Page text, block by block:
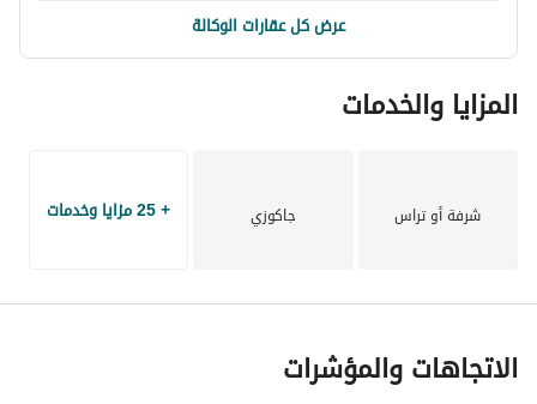
عرض كل عقارات الوكالة
المزايا والخدمات
شرفة أو تراس جاكوزي + 25 مزايا وخدمات
الاتجاهات والمؤشرات